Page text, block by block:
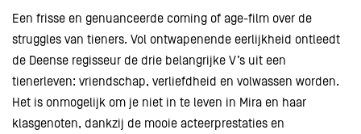
Een frisse en genuanceerde coming of age-film over de
struggles van tieners. Vol ontwapenende eerlijkheid ontleedt
de Deense regisseur de drie belangrijke V’s uit een
tienerleven: vriendschap, verliefdheid en volwassen worden.
Het is onmogelijk om je niet in te leven in Mira en haar
klasgenoten, dankzij de mooie acteerprestaties en